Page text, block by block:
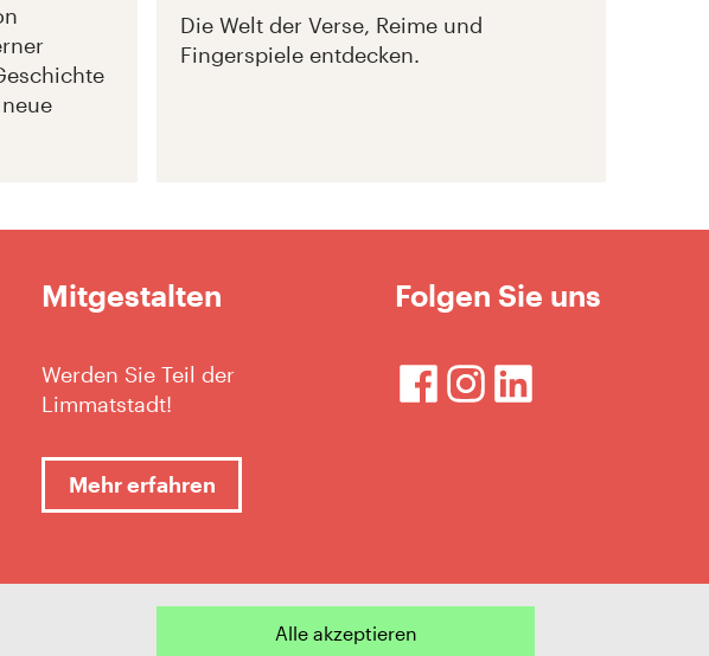
Die Welt der Verse, Reime und
Fingerspiele entdecken.
Mitgestalten
Werden Sie Teil der
Limmatstadt!
Mehr erfahren
Folgen Sie uns
Alle akzeptieren